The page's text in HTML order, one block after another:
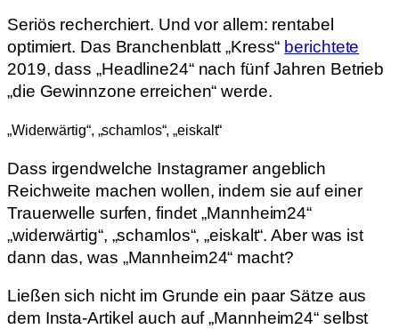
Seriös recherchiert. Und vor allem: rentabel
optimiert. Das Branchenblatt „Kress“ berichtete
2019, dass „Headline24“ nach fünf Jahren Betrieb
„die Gewinnzone erreichen“ werde.
„Widerwärtig“, „schamlos“, „eiskalt“
Dass irgendwelche Instagramer angeblich
Reichweite machen wollen, indem sie auf einer
Trauerwelle surfen, findet „Mannheim24“
„widerwärtig“, „schamlos“, „eiskalt“. Aber was ist
dann das, was „Mannheim24“ macht?
Ließen sich nicht im Grunde ein paar Sätze aus
dem Insta-Artikel auch auf „Mannheim24“ selbst